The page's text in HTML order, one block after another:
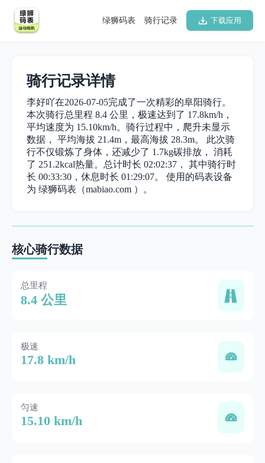
下载应用
骑行记录
绿狮码表
骑行记录详情
李好吖在2026-07-05完成了一次精彩的阜阳骑行。
本次骑行总里程 8.4 公里，极速达到了 17.8km/h，
平均速度为 15.10km/h。骑行过程中，爬升未显示
数据， 平均海拔 21.4m，最高海拔 28.3m。 此次骑
行不仅锻炼了身体，还减少了 1.7kg碳排放， 消耗
了 251.2kcal热量。总计时长 02:02:37， 其中骑行时
长 00:33:30，休息时长 01:29:07。 使用的码表设备
为 绿狮码表（mabiao.com ）。
核心骑行数据
总里程
8.4 公里
极速
17.8 km/h
匀速
15.10 km/h